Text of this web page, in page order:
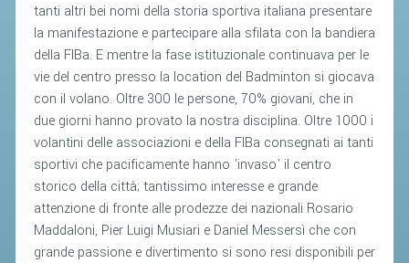
tanti altri bei nomi della storia sportiva italiana presentare
la manifestazione e partecipare alla sfilata con la bandiera
della FIBa. E mentre la fase istituzionale continuava per le
vie del centro presso la location del Badminton si giocava
con il volano. Oltre 300 le persone, 70% giovani, che in
due giorni hanno provato la nostra disciplina. Oltre 1000 i
volantini delle associazioni e della FIBa consegnati ai tanti
sportivi che pacificamente hanno 'invaso' il centro
storico della città; tantissimo interesse e grande
attenzione di fronte alle prodezze dei nazionali Rosario
Maddaloni, Pier Luigi Musiari e Daniel Messersì che con
grande passione e divertimento si sono resi disponibili per
MAGLIA AZZURRA
CTF – PALABADMINTON
ATLETI D'INTERESSE NAZIONALE
SCHEDE ATLETI
VOLA CON NOI
CENTRI TECNICI TERRITORIALI